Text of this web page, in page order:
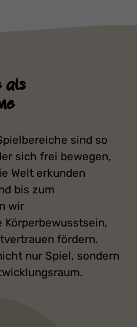
als
sind so
sich frei bewegen,
Welt erkunden
bis zum
wir
Körperbewusstsein,
fördern.
nur Spiel, sondern